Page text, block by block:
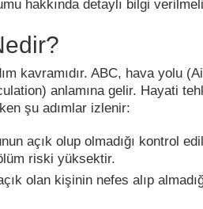
hakkında detaylı bilgi
kavramıdır. ABC, hava yolu
anlamına gelir. Hayati
şu adımlar izlenir:
açık olup olmadığı kontrol
riski yüksektir.
olan kişinin nefes alıp